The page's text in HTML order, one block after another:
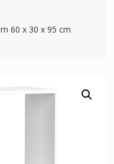
60 x 30 x 95 cm